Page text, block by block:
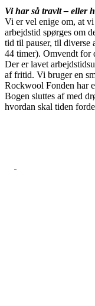
Vi har så travlt – eller
Vi er vel enige om, at
arbejdstid spørges om
tid til pauser, til diverse
44 timer). Omvendt for
Der er lavet
af fritid. Vi bruger en
Rockwool Fonden har
Bogen sluttes af med
hvordan skal tiden